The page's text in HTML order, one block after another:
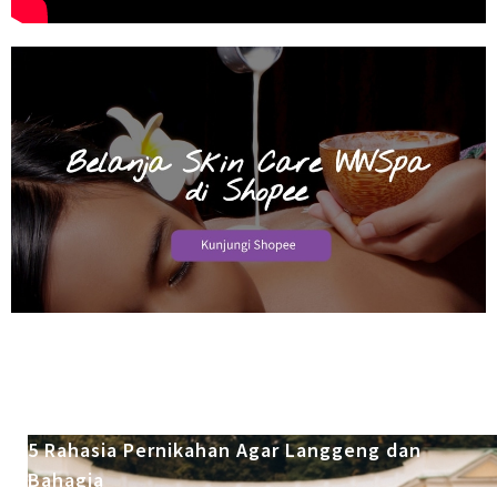
5 Rahasia Pernikahan Agar Langgeng dan
Bahagia